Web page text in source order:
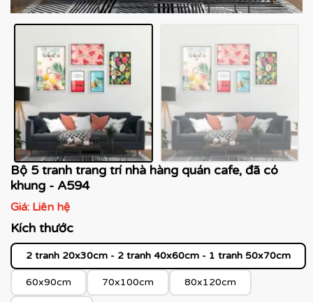
Bộ 5 tranh trang trí nhà hàng quán cafe, đã có
khung - A594
Giá: Liên hệ
Kích thước
2 tranh 20x30cm - 2 tranh 40x60cm - 1 tranh 50x70cm
60x90cm 70x100cm 80x120cm